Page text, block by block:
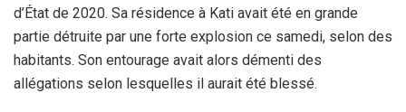
d’État de 2020. Sa résidence à Kati avait été en grande
partie détruite par une forte explosion ce samedi, selon des
habitants. Son entourage avait alors démenti des
allégations selon lesquelles il aurait été blessé.